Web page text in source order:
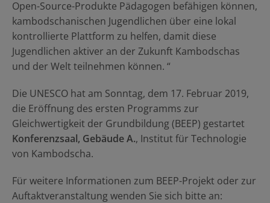
Open-Source-Produkte Pädagogen befähigen können,
kambodschanischen Jugendlichen über eine lokal
kontrollierte Plattform zu helfen, damit diese
Jugendlichen aktiver an der Zukunft Kambodschas
und der Welt teilnehmen können. “
Die UNESCO hat am Sonntag, dem 17. Februar 2019,
die Eröffnung des ersten Programms zur
Gleichwertigkeit der Grundbildung (BEEP) gestartet
Konferenzsaal, Gebäude A., Institut für Technologie
von Kambodscha.
Für weitere Informationen zum BEEP-Projekt oder zur
Auftaktveranstaltung wenden Sie sich bitte an: